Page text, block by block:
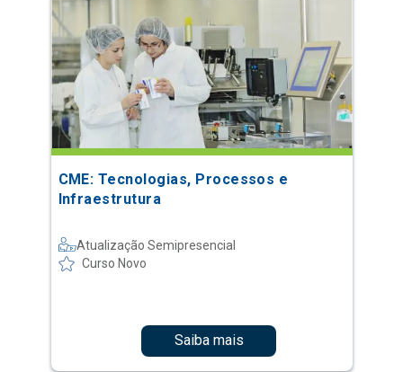
CME: Tecnologias, Processos e
Infraestrutura
Atualização Semipresencial
Curso Novo
Saiba mais